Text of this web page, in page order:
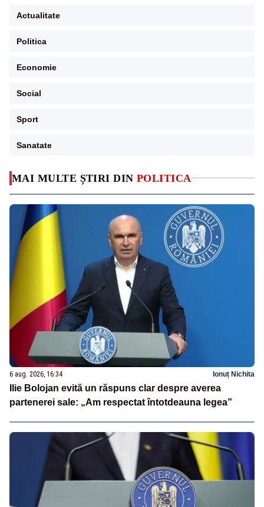
MAI MULTE ȘTIRI DIN POLITICA
6 aug. 2026, 16:34 Ionuț Nichita
Ilie Bolojan evită un răspuns clar despre averea
partenerei sale: „Am respectat întotdeauna legea”
Actualitate
Politica
Economie
Social
Sport
Sanatate